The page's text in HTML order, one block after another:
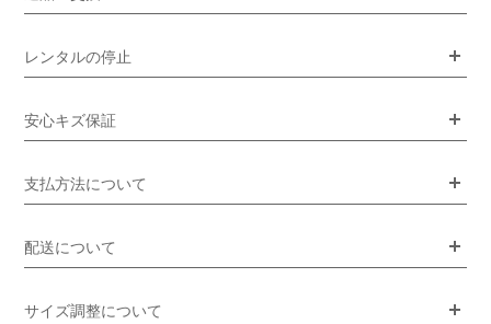
レンタルの停止
安心キズ保証
支払方法について
配送について
サイズ調整について